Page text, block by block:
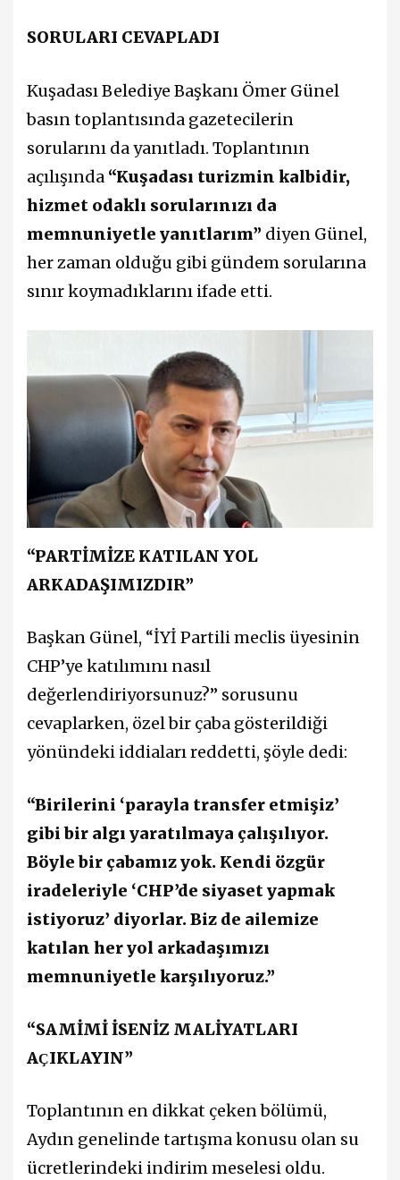
SORULARI CEVAPLADI
Kuşadası Belediye Başkanı Ömer Günel
basın toplantısında gazetecilerin
sorularını da yanıtladı. Toplantının
açılışında “Kuşadası turizmin kalbidir,
hizmet odaklı sorularınızı da
memnuniyetle yanıtlarım” diyen Günel,
her zaman olduğu gibi gündem sorularına
sınır koymadıklarını ifade etti.
“PARTİMİZE KATILAN YOL
ARKADAŞIMIZDIR”
Başkan Günel, “İYİ Partili meclis üyesinin
CHP’ye katılımını nasıl
değerlendiriyorsunuz?” sorusunu
cevaplarken, özel bir çaba gösterildiği
yönündeki iddiaları reddetti, şöyle dedi:
“Birilerini ‘parayla transfer etmişiz’
gibi bir algı yaratılmaya çalışılıyor.
Böyle bir çabamız yok. Kendi özgür
iradeleriyle ‘CHP’de siyaset yapmak
istiyoruz’ diyorlar. Biz de ailemize
katılan her yol arkadaşımızı
memnuniyetle karşılıyoruz.”
“SAMİMİ İSENİZ MALİYATLARI
AÇIKLAYIN”
Toplantının en dikkat çeken bölümü,
Aydın genelinde tartışma konusu olan su
ücretlerindeki indirim meselesi oldu.